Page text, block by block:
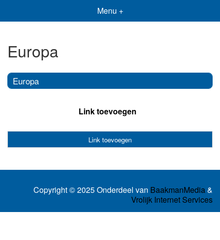
Menu +
Europa
Europa
Link toevoegen
Link toevoegen
Copyright © 2025 Onderdeel van BaakmanMedia&
Vrolijk Internet Services